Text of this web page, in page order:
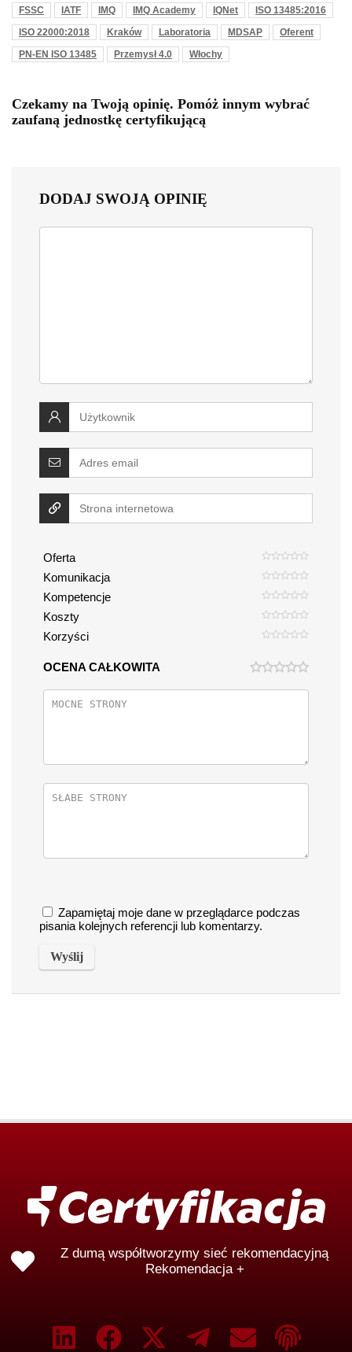
FSSC
IATF IMQ IMQ Academy IQNet
ISO 13485:2016
ISO 22000:2018
Kraków Laboratoria MDSAP
Oferent
PN-EN ISO 13485
Przemysł 4.0 Włochy
Czekamy na Twoją opinię. Pomóż innym wybrać
zaufaną jednostkę certyfikującą
DODAJ SWOJĄ OPINIĘ
Oferta
Komunikacja
Kompetencje
Koszty
Korzyści
OCENA CAŁKOWITA
Zapamiętaj moje dane w przeglądarce podczas
pisania kolejnych referencji lub komentarzy.
Z dumą współtworzymy sieć rekomendacyjną
Rekomendacja +